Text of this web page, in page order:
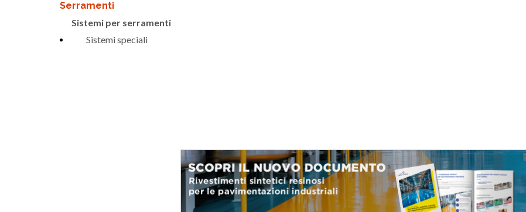
Serramenti
Sistemi per serramenti
Sistemi speciali